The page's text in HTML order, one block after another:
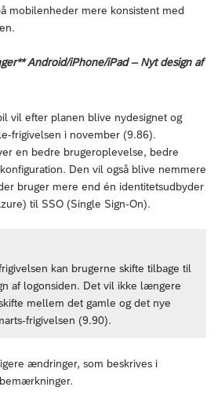
mobilenheder mere konsistent med
Android/iPhone/iPad – Nyt design af
vil efter planen blive nydesignet og
frigivelsen i november (9.86).
en bedre brugeroplevelse, bedre
Den vil også blive nemmere
bruger mere end én identitetsudbyder
til SSO (Single Sign-On).
kan brugerne skifte tilbage til
af logonsiden. Det vil ikke længere
mellem det gamle og det nye
frigivelsen (9.90).
ændringer, som beskrives i